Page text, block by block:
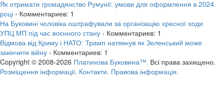
Як отримати громадянство Румунії: умови для оформлення в 2024
році - Комментариев: 1
На Буковині чоловіка оштрафували за організацію хресної ходи
УПЦ МП під час воєнного стану - Комментариев: 1
Відмова від Криму і НАТО: Трамп натякнув як Зеленський може
закінчити війну - Комментариев: 1
Copyright © 2008-2026 Платинова Буковина™. Всі права захищено.
Розміщення інформації. Контакти. Правова інформація.